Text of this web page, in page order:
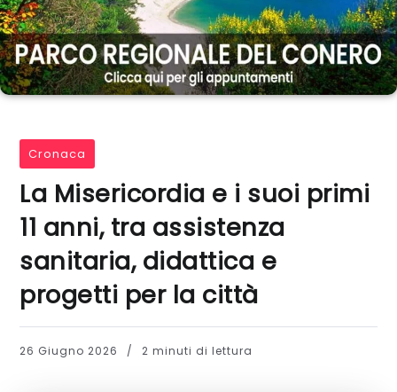
Cronaca
La Misericordia e i suoi primi
11 anni, tra assistenza
sanitaria, didattica e
progetti per la città
26 Giugno 2026 2 minuti di lettura